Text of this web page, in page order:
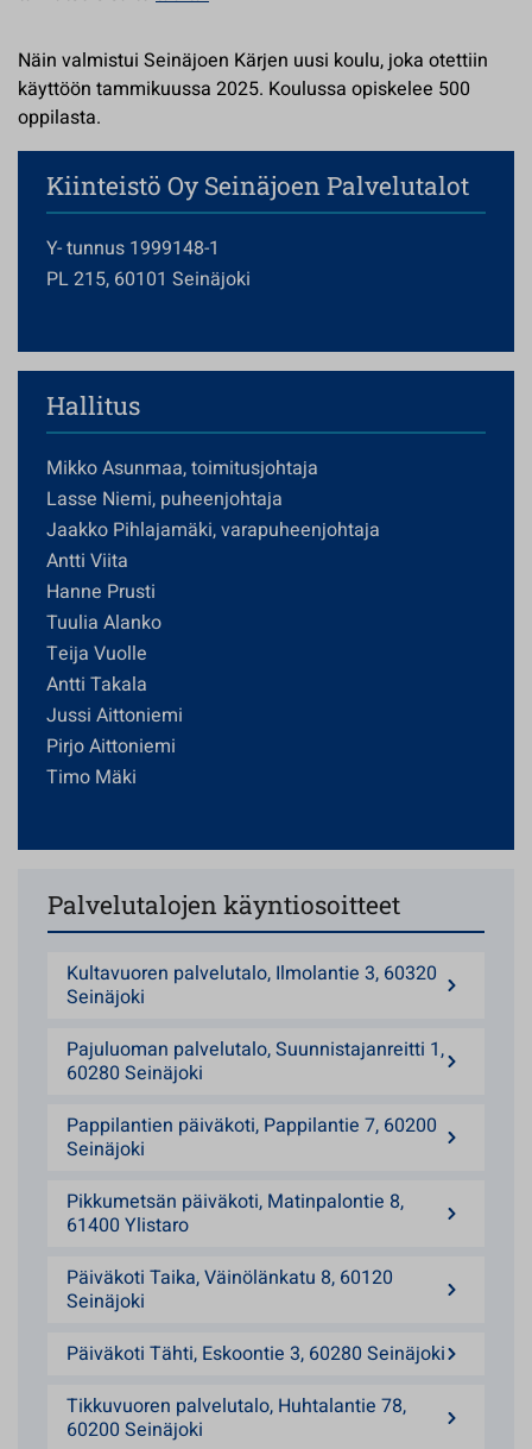
Näin valmistui Seinäjoen Kärjen uusi koulu, joka otettiin
käyttöön tammikuussa 2025. Koulussa opiskelee 500
oppilasta.
Kiinteistö Oy Seinäjoen Palvelutalot
Y- tunnus 1999148-1
PL 215, 60101 Seinäjoki
Hallitus
Mikko Asunmaa, toimitusjohtaja
Lasse Niemi, puheenjohtaja
Jaakko Pihlajamäki, varapuheenjohtaja
Antti Viita
Hanne Prusti
Tuulia Alanko
Teija Vuolle
Antti Takala
Jussi Aittoniemi
Pirjo Aittoniemi
Timo Mäki
Palvelutalojen käyntiosoitteet
Kultavuoren palvelutalo, Ilmolantie 3, 60320
Seinäjoki
Pajuluoman palvelutalo, Suunnistajanreitti 1,
60280 Seinäjoki
Pappilantien päiväkoti, Pappilantie 7, 60200
Seinäjoki
Pikkumetsän päiväkoti, Matinpalontie 8,
61400 Ylistaro
Päiväkoti Taika, Väinölänkatu 8, 60120
Seinäjoki
Päiväkoti Tähti, Eskoontie 3, 60280 Seinäjoki
Tikkuvuoren palvelutalo, Huhtalantie 78,
60200 Seinäjoki